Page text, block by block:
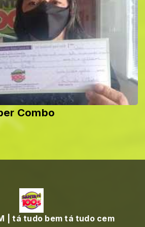
Combo
| tá tudo bem tá tudo cem